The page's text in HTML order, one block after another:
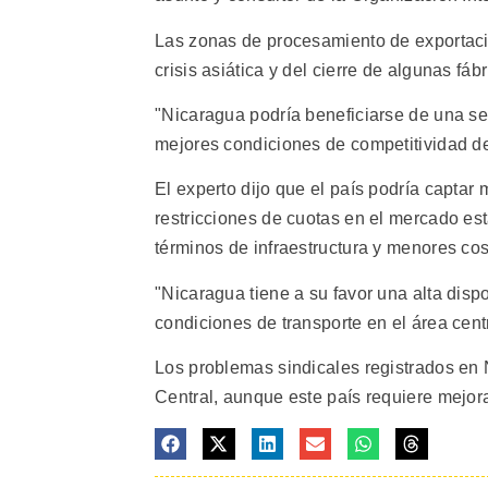
Las zonas de procesamiento de
crisis asiática y del cierre de algunas
"Nicaragua podría beneficiarse de una
mejores condiciones de competitividad
El experto dijo que el país podría captar
restricciones de cuotas en el mercado
términos de infraestructura y menores
"Nicaragua tiene a su favor una alta
condiciones de transporte en el área
Los problemas sindicales registrados
Central, aunque este país requiere